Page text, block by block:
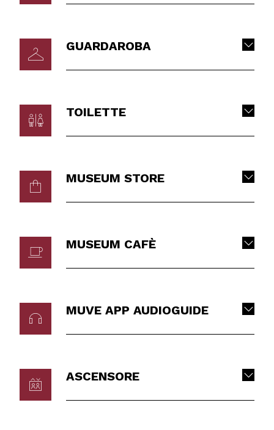
GUARDAROBA
TOILETTE
MUSEUM STORE
MUSEUM CAFÈ
MUVE APP AUDIOGUIDE
ASCENSORE